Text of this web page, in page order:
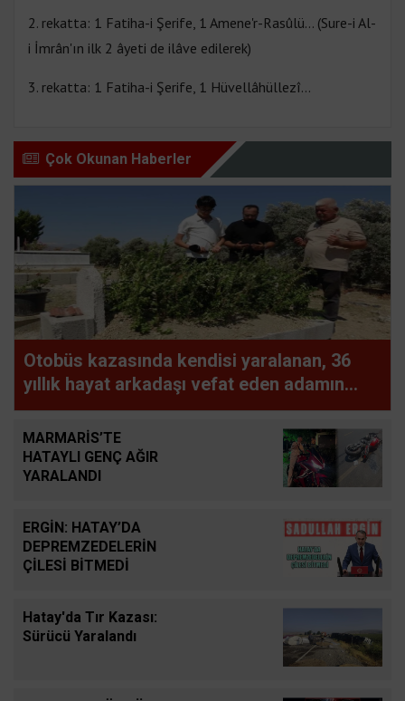
2. rekatta: 1 Fatiha-i Şerife, 1 Amene'r-Rasûlü... (Sure-i Al-
i İmrân'ın ilk 2 âyeti de ilâve edilerek)
3. rekatta: 1 Fatiha-i Şerife, 1 Hüvellâhüllezî...
Çok Okunan Haberler
Otobüs kazasında kendisi yaralanan, 36
yıllık hayat arkadaşı vefat eden adamın
uykuya dalan şoförü defalarca uyardığı
ortaya çıktı
MARMARİS’TE
HATAYLI GENÇ AĞIR
YARALANDI
ERGİN: HATAY’DA
DEPREMZEDELERİN
ÇİLESİ BİTMEDİ
Hatay'da Tır Kazası:
Sürücü Yaralandı